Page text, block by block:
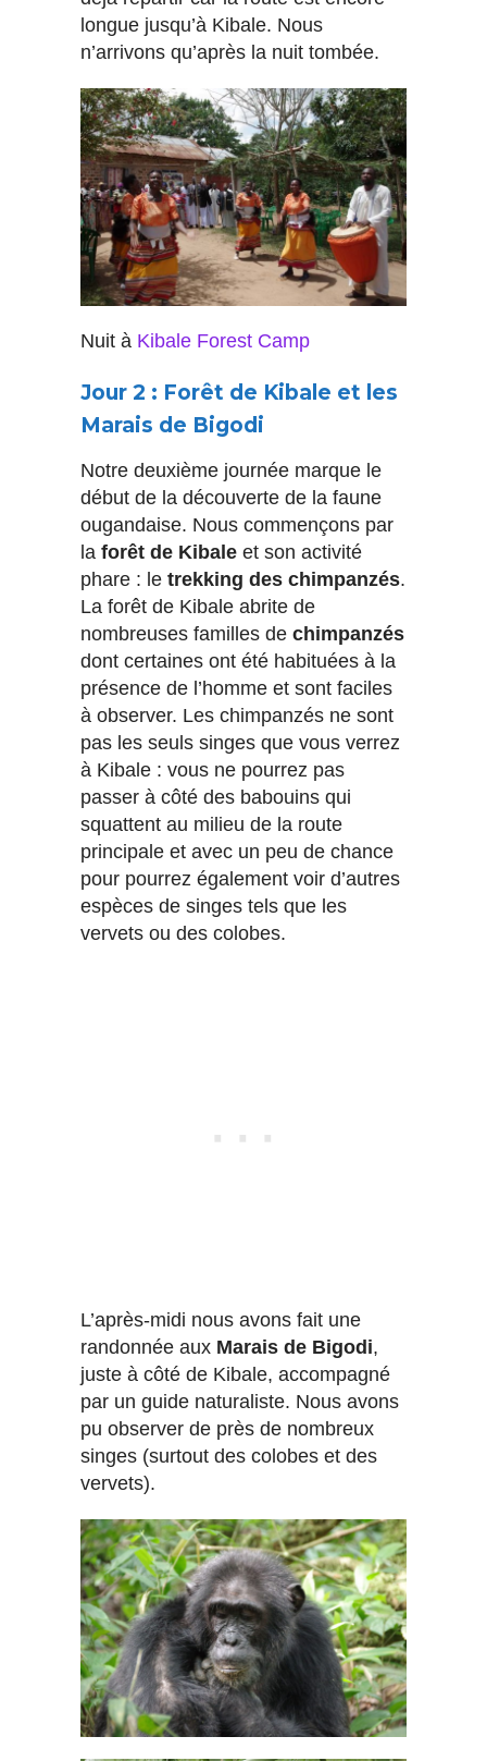
longue jusqu’à Kibale. Nous
n’arrivons qu’après la nuit tombée.
Nuit à Kibale Forest Camp
Jour 2 : Forêt de Kibale et les
Marais de Bigodi
Notre deuxième journée marque le
début de la découverte de la faune
ougandaise. Nous commençons par
la forêt de Kibale et son activité
phare : le trekking des chimpanzés.
La forêt de Kibale abrite de
nombreuses familles de chimpanzés
dont certaines ont été habituées à la
présence de l’homme et sont faciles
à observer. Les chimpanzés ne sont
pas les seuls singes que vous verrez
à Kibale : vous ne pourrez pas
passer à côté des babouins qui
squattent au milieu de la route
principale et avec un peu de chance
pour pourrez également voir d’autres
espèces de singes tels que les
vervets ou des colobes.
L’après-midi nous avons fait une
randonnée aux Marais de Bigodi,
juste à côté de Kibale, accompagné
par un guide naturaliste. Nous avons
pu observer de près de nombreux
singes (surtout des colobes et des
vervets).